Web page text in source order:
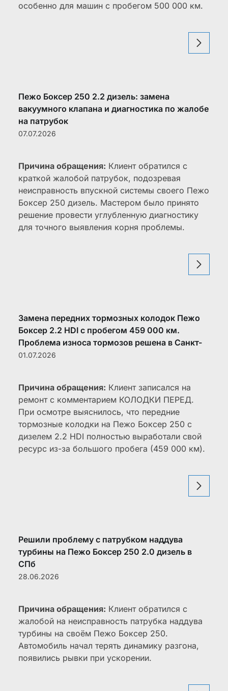
особенно для машин с пробегом 500 000 км.
Пежо Боксер 250 2.2 дизель: замена
вакуумного клапана и диагностика по жалобе
на патрубок
07.07.2026
Причина обращения: Клиент обратился с
краткой жалобой патрубок, подозревая
неисправность впускной системы своего Пежо
Боксер 250 дизель. Мастером было принято
решение провести углубленную диагностику
для точного выявления корня проблемы.
Замена передних тормозных колодок Пежо
Боксер 2.2 HDI с пробегом 459 000 км.
Проблема износа тормозов решена в Санкт-
Петербурге на Софийской.
01.07.2026
Причина обращения: Клиент записался на
ремонт с комментарием КОЛОДКИ ПЕРЕД.
При осмотре выяснилось, что передние
тормозные колодки на Пежо Боксер 250 с
дизелем 2.2 HDI полностью выработали свой
ресурс из-за большого пробега (459 000 км).
Решили проблему с патрубком наддува
турбины на Пежо Боксер 250 2.0 дизель в
СПб
28.06.2026
Причина обращения: Клиент обратился с
жалобой на неисправность патрубка наддува
турбины на своём Пежо Боксер 250.
Автомобиль начал терять динамику разгона,
появились рывки при ускорении.